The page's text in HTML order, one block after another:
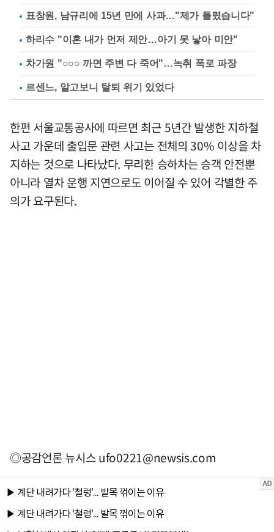
표창원, 남규리에 15년 만에 사과…"제가 틀렸습니다"
하리수 "이혼 내가 먼저 제안…아기 못 낳아 미안"
차가원 "○○○ 까면 주변 다 죽어"…녹취 폭로 파장
르센느, 알고보니 탈퇴 위기 있었다
한편 서울교통공사에 따르면 최근 5년간 발생한 지하철
사고 가운데 출입문 관련 사고는 전체의 30% 이상을 차
지하는 것으로 나타났다. 무리한 승하차는 승객 안전뿐
아니라 열차 운행 지연으로도 이어질 수 있어 각별한 주
의가 요구된다.
◎공감언론 뉴시스ufo0221@newsis.com